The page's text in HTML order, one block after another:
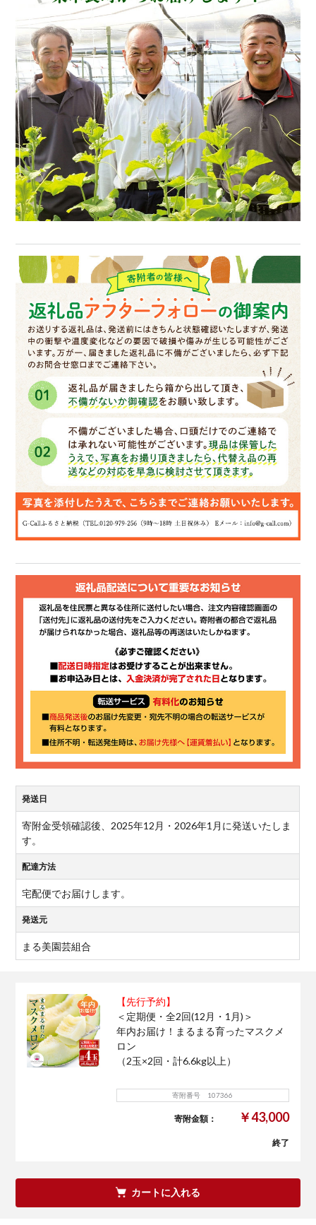
発送日
寄附金受領確認後、2025年12月・2026年1月に発送いたしま
す。
配達方法
宅配便でお届けします。
発送元
まる美園芸組合
【先行予約】
＜定期便・全2回(12月・1月)＞
年内お届け！まるまる育ったマスクメ
ロン
（2玉×2回・計6.6kg以上）
寄附番号 107366
寄附金額： ￥43,000
終了
カートに入れる